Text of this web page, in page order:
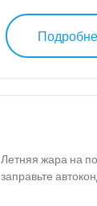
Летняя жара на
заправьте